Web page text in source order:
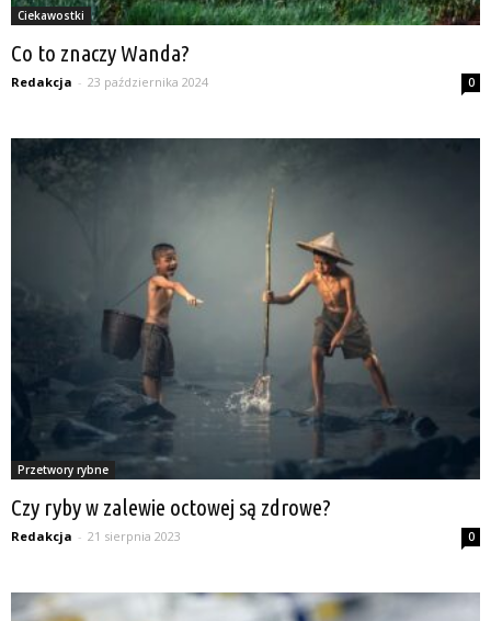
Ciekawostki
Co to znaczy Wanda?
Redakcja - 23 października 2024 0
Przetwory rybne
Czy ryby w zalewie octowej są zdrowe?
Redakcja - 21 sierpnia 2023 0